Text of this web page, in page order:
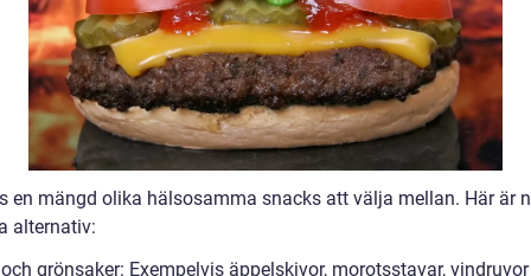
en mängd olika hälsosamma snacks att välja mellan. Här är
alternativ:
grönsaker: Exempelvis äppelskivor, morotsstavar,